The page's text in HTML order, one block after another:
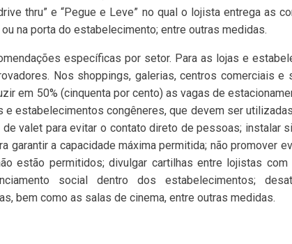
thru” e “Pegue e Leve” no qual o lojista entrega as
na porta do estabelecimento; entre outras medidas.
específicas por setor. Para as lojas e
Nos shoppings, galerias, centros comerciais e
em 50% (cinquenta por cento) as vagas de
e estabelecimentos congêneres, que devem ser
valet para evitar o contato direto de pessoas; instalar
garantir a capacidade máxima permitida; não promover
estão permitidos; divulgar cartilhas entre lojistas com
social dentro dos estabelecimentos;
bem como as salas de cinema, entre outras medidas.